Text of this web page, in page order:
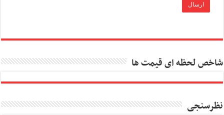
شاخص لحظه ای قیمت ها
نظرسنجی